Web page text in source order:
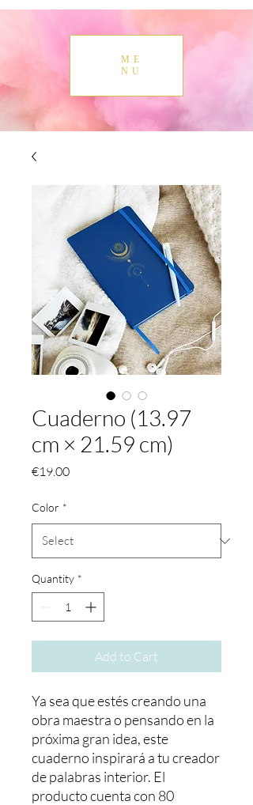
ME
NU
Cuaderno (13.97
cm × 21.59 cm)
€19.00Price
Color *
Quantity *
Add to Cart
Ya sea que estés creando una
obra maestra o pensando en la
próxima gran idea, este
cuaderno inspirará a tu creador
de palabras interior. El
producto cuenta con 80